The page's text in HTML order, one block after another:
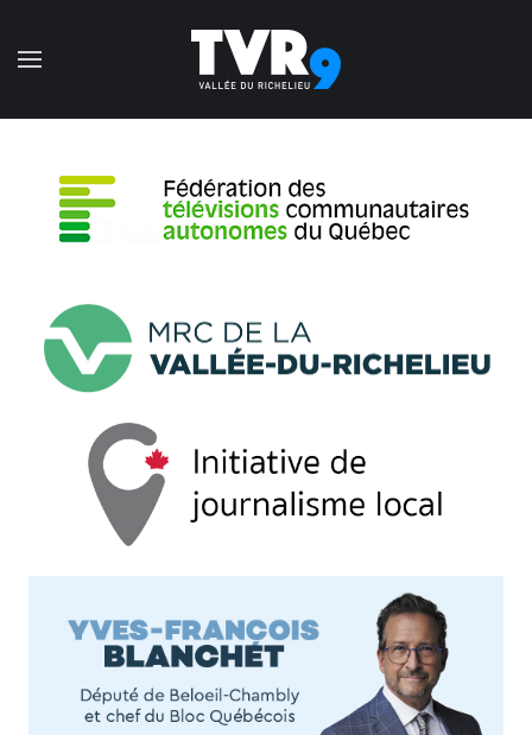
Accéder au contenu principal